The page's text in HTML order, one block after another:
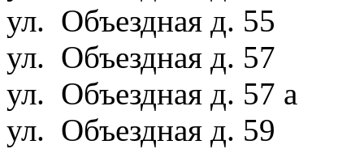
ул. Объездная д. 55
ул. Объездная д. 57
ул. Объездная д. 57 а
ул. Объездная д. 59